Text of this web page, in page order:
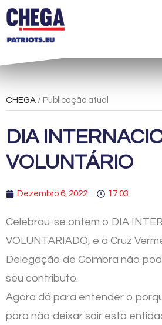
CHEGA / Publicação atual
DIA
VOLUNTÁRIO
Dezembro 6, 2022 17:03
Celebrou-se ontem o DIA
VOLUNTARIADO, e a Cruz
Delegação de Coimbra não
seu contributo.
Agora dá para entender o
para não deixar sair esta